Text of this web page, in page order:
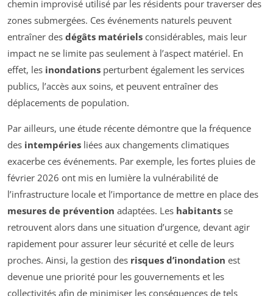
chemin improvisé utilisé par les résidents pour traverser des
zones submergées. Ces événements naturels peuvent
entraîner des dégâts matériels considérables, mais leur
impact ne se limite pas seulement à l’aspect matériel. En
effet, les inondations perturbent également les services
publics, l’accès aux soins, et peuvent entraîner des
déplacements de population.
Par ailleurs, une étude récente démontre que la fréquence
des intempéries liées aux changements climatiques
exacerbe ces événements. Par exemple, les fortes pluies de
février 2026 ont mis en lumière la vulnérabilité de
l’infrastructure locale et l’importance de mettre en place des
mesures de prévention adaptées. Les habitants se
retrouvent alors dans une situation d’urgence, devant agir
rapidement pour assurer leur sécurité et celle de leurs
proches. Ainsi, la gestion des risques d’inondation est
devenue une priorité pour les gouvernements et les
collectivités afin de minimiser les conséquences de tels